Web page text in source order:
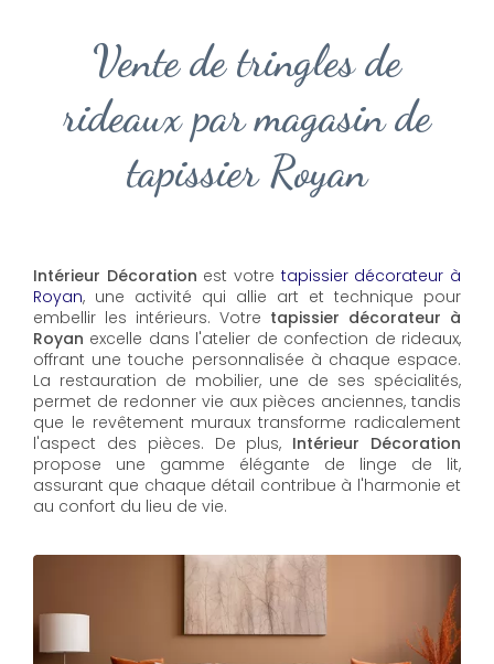
Vente de tringles de
rideaux par magasin de
tapissier Royan
Intérieur Décoration est votre tapissier décorateur à
Royan, une activité qui allie art et technique pour
embellir les intérieurs. Votre tapissier décorateur à
Royan excelle dans l'atelier de confection de rideaux,
offrant une touche personnalisée à chaque espace.
La restauration de mobilier, une de ses spécialités,
permet de redonner vie aux pièces anciennes, tandis
que le revêtement muraux transforme radicalement
l'aspect des pièces. De plus, Intérieur Décoration
propose une gamme élégante de linge de lit,
assurant que chaque détail contribue à l'harmonie et
au confort du lieu de vie.